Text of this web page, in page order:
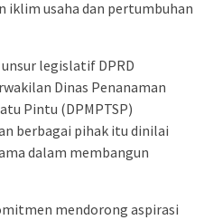
iklim usaha dan pertumbuhan
legislatif DPRD
Dinas Penanaman
Pintu (DPMPTSP)
berbagai pihak itu dinilai
dalam membangun
mendorong aspirasi